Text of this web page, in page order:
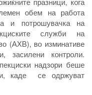
обем на работа
и потрошувачка на
служби на
(АХВ), во изминативе
засилени контроли.
надзори беше
каде се одржуват